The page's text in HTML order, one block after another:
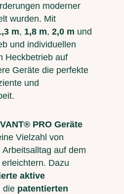
moderner
wurden. Mit
m, 1,8 m, 2,0 m und
und individuellen
Heckbetrieb auf
Geräte die perfekte
und
PRO Geräte
Vielzahl von
auf dem
Dazu
aktive
die patentierten